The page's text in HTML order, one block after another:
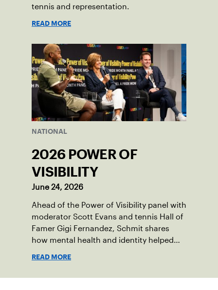
tennis and representation.
READ MORE
NATIONAL
2026 POWER OF
VISIBILITY
June 24, 2026
Ahead of the Power of Visibility panel with
moderator Scott Evans and tennis Hall of
Famer Gigi Fernandez, Schmit shares
how mental health and identity helped
READ MORE